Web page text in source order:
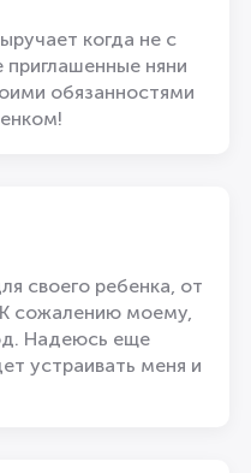
когда не с
приглашенные няни
обязанностями
своего ребенка, от
сожалению моему,
Надеюсь еще
устраивать меня и